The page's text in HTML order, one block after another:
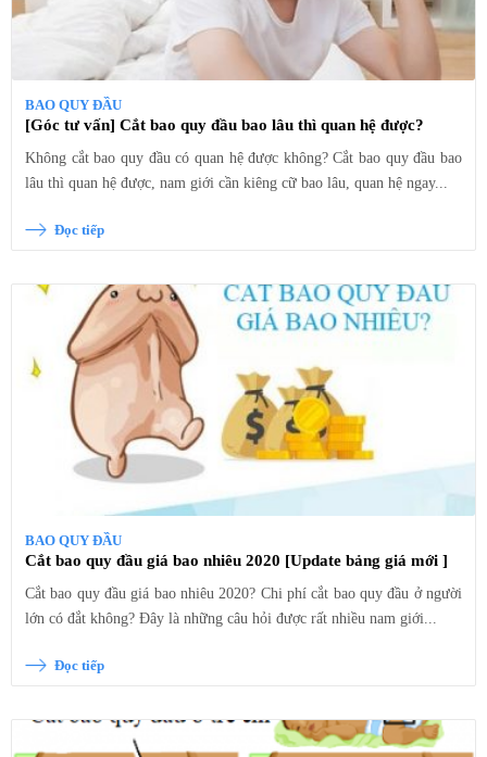
BAO QUY ĐẦU
[Góc tư vấn] Cắt bao quy đầu bao lâu thì quan hệ được?
Không cắt bao quy đầu có quan hệ được không? Cắt bao quy đầu bao
lâu thì quan hệ được, nam giới cần kiêng cữ bao lâu, quan hệ ngay...
Đọc tiếp
BAO QUY ĐẦU
Cắt bao quy đầu giá bao nhiêu 2020 [Update bảng giá mới ]
Cắt bao quy đầu giá bao nhiêu 2020? Chi phí cắt bao quy đầu ở người
lớn có đắt không? Đây là những câu hỏi được rất nhiều nam giới...
Đọc tiếp